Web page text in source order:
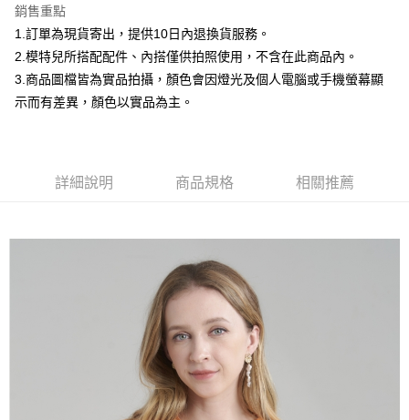
聯邦商業銀行
元大商業銀行
永豐商業銀行
台新國際商業銀行
中國信託商業銀行
台灣樂天信用卡公司
悠遊付
Google Pay
全盈+PAY
【大哥付你分期使用說明】
1.本服務由台灣大哥大提供，台灣大哥大用戶可立即使用無須另外申請。
成交易。
3.實際核准額度、可分期數及費用金額請依後續交易確認頁面所載為準。
4.訂單成立30分鐘內，如未前往確認交易或遇審核未通過，訂單將自動取
消。如遇「轉專審核」未通過狀況，表示未達大哥付你分期系統評分，恕無
1.分期款項不併入電信帳單，「大哥付你分期」於每月結算日後寄送繳費提
2.透過簡訊連結打開帳單後，可選擇「超商條碼／台灣大直營門市／銀行轉
帳／街口支付／iPASS MONEY」等通路繳費。
AFTEE先享後付
１．簡單：不需註冊會員、不需綁卡、不需儲值。
２．便利：只要手機號碼，簡訊認證，即可結帳。
３．安心：先確認商品／服務後，再付款。
【「AFTEE先享後付」結帳流程】
１．於結帳方式選擇「AFTEE先享後付」後，將跳轉至「AFTEE先享後付」
結帳頁面，進行簡訊認證並確認金額後，即可完成結帳。
２．訂單成立數日內，您將收到繳費通知簡訊。
３．收到繳費通知簡訊後14天內，點擊此簡訊中的連結，可透過四大超商／
每筆NT$120，滿NT$2,000(含以上)免運費
每筆NT$120，滿NT$2,000(含以上)免運費
銷售重點
1.訂單為現貨寄出，提供10日內退換貨服務。
2.模特兒所搭配配件、內搭僅供拍照使用，不含在此商品內。
3.商品圖檔皆為實品拍攝，顏色會因燈光及個人電腦或手機螢幕顯
示而有差異，顏色以實品為主。
詳細說明 商品規格 相關推薦